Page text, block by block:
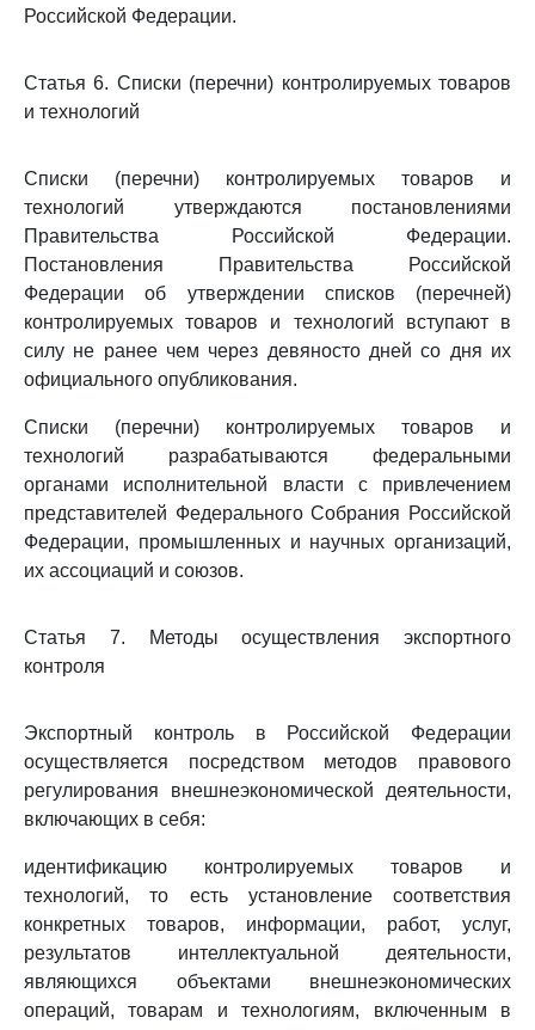
Российской Федерации.
Статья 6. Списки (перечни) контролируемых товаров
и технологий
Списки (перечни) контролируемых товаров и
технологий утверждаются постановлениями
Правительства Российской Федерации.
Постановления Правительства Российской
Федерации об утверждении списков (перечней)
контролируемых товаров и технологий вступают в
силу не ранее чем через девяносто дней со дня их
официального опубликования.
Списки (перечни) контролируемых товаров и
технологий разрабатываются федеральными
органами исполнительной власти с привлечением
представителей Федерального Собрания Российской
Федерации, промышленных и научных организаций,
их ассоциаций и союзов.
Статья 7. Методы осуществления экспортного
контроля
Экспортный контроль в Российской Федерации
осуществляется посредством методов правового
регулирования внешнеэкономической деятельности,
включающих в себя:
идентификацию контролируемых товаров и
технологий, то есть установление соответствия
конкретных товаров, информации, работ, услуг,
результатов интеллектуальной деятельности,
являющихся объектами внешнеэкономических
операций, товарам и технологиям, включенным в